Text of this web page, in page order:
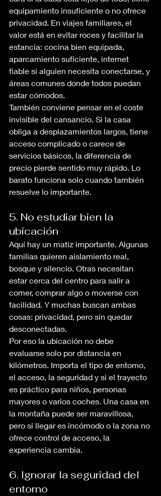
equipamiento insuficiente o no ofrece
privacidad. En viajes familiares, el
valor está en evitar roces y facilitar la
estancia: cocina bien equipada,
aparcamiento suficiente, internet
fiable si alguien necesita conectarse, y
áreas comunes donde todos puedan
estar cómodos.
También conviene pensar en el coste
invisible del cansancio. Si la casa
obliga a desplazamientos largos, tiene
acceso complicado o carece de
servicios básicos, la diferencia de
precio pierde sentido muy rápido. Lo
barato funciona solo cuando también
resuelve lo importante.
5. No estudiar bien la
ubicación
Aquí hay un matiz importante. Algunas
familias quieren aislamiento real,
bosque y silencio. Otras necesitan
estar cerca del centro para salir a
comer, comprar algo o moverse con
facilidad. Y muchas buscan ambas
cosas: privacidad, pero sin quedar
desconectadas.
Por eso la ubicación no debe
evaluarse solo por distancia en
kilómetros. Importa el tipo de entorno,
el acceso, la seguridad y si el trayecto
es práctico para niños, personas
mayores o varios coches. Una casa en
la montaña puede ser maravillosa,
pero si llegar es incómodo o la zona no
ofrece control de acceso, la
experiencia cambia.
6. Ignorar la seguridad del
entorno